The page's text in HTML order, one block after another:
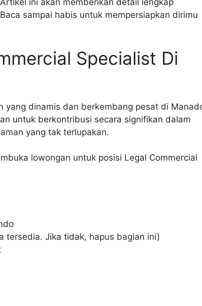
ini akan memberikan detail lengkap
sampai habis untuk mempersiapkan dirimu
Specialist Di
yang dinamis dan berkembang pesat di
untuk berkontribusi secara signifikan dalam
yang tak terlupakan.
lowongan untuk posisi Legal Commercial
tersedia. Jika tidak, hapus bagian ini)